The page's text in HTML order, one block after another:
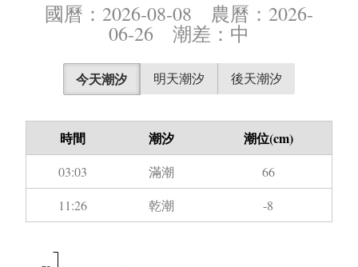
國曆：2026-08-08 農曆：2026-
06-26 潮差：中
今天潮汐 明天潮汐 後天潮汐
時間 潮汐 潮位(cm)
03:03 滿潮
66
11:26
乾潮 -8